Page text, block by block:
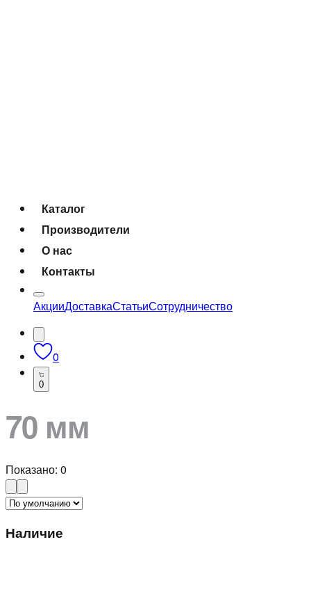
Каталог
Производители
О нас
Контакты
АкцииДоставкаСтатьиСотрудничество
0
0
70 мм
Показано: 0
Наличие